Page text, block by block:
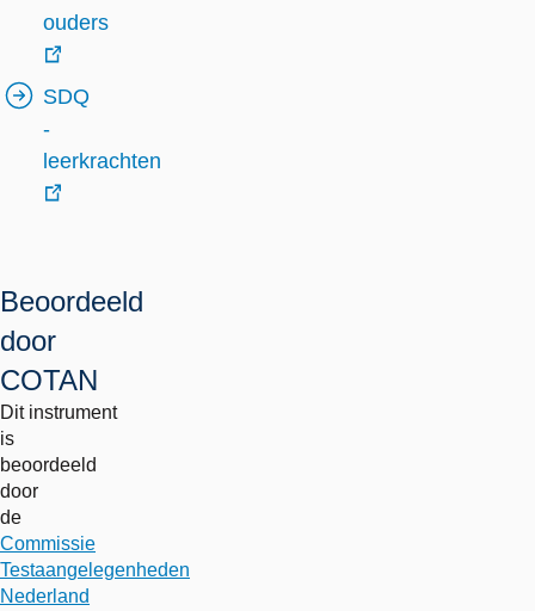
ouders
externe
SDQ
-
leerkrachten
Beoordeeld
door
COTAN
Dit instrument
is
beoordeeld
door
de
Commissie
Testaangelegenheden
Nederland